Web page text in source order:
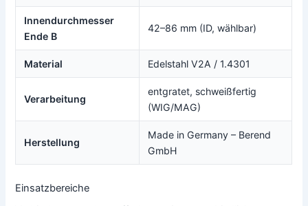
Innendurchmesser
Ende B
42–86 mm (ID, wählbar)
Material Edelstahl V2A / 1.4301
Verarbeitung
entgratet, schweißfertig
(WIG/MAG)
Herstellung
Made in Germany – Berend
GmbH
Einsatzbereiche